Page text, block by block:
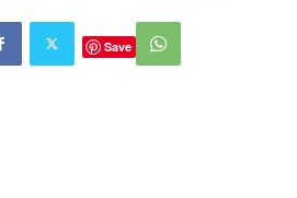
Save